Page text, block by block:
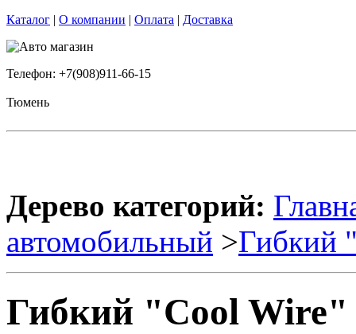
Каталог | О компании | Оплата | Доставка
Телефон: +7(908)911-66-15
Тюмень
Дерево категорий:
автомобильный >Гибкий
Гибкий "Cool